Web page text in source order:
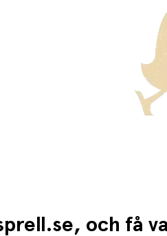
och få